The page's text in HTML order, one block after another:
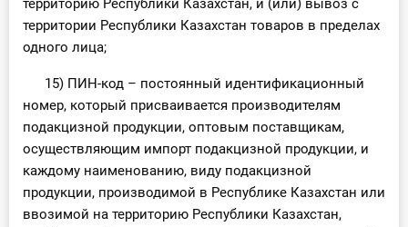
территорию Республики Казахстан, и (или) вывоз с
территории Республики Казахстан товаров в пределах
одного лица;
15) ПИН-код – постоянный идентификационный
номер, который присваивается производителям
подакцизной продукции, оптовым поставщикам,
осуществляющим импорт подакцизной продукции, и
каждому наименованию, виду подакцизной
продукции, производимой в Республике Казахстан или
ввозимой на территорию Республики Казахстан,